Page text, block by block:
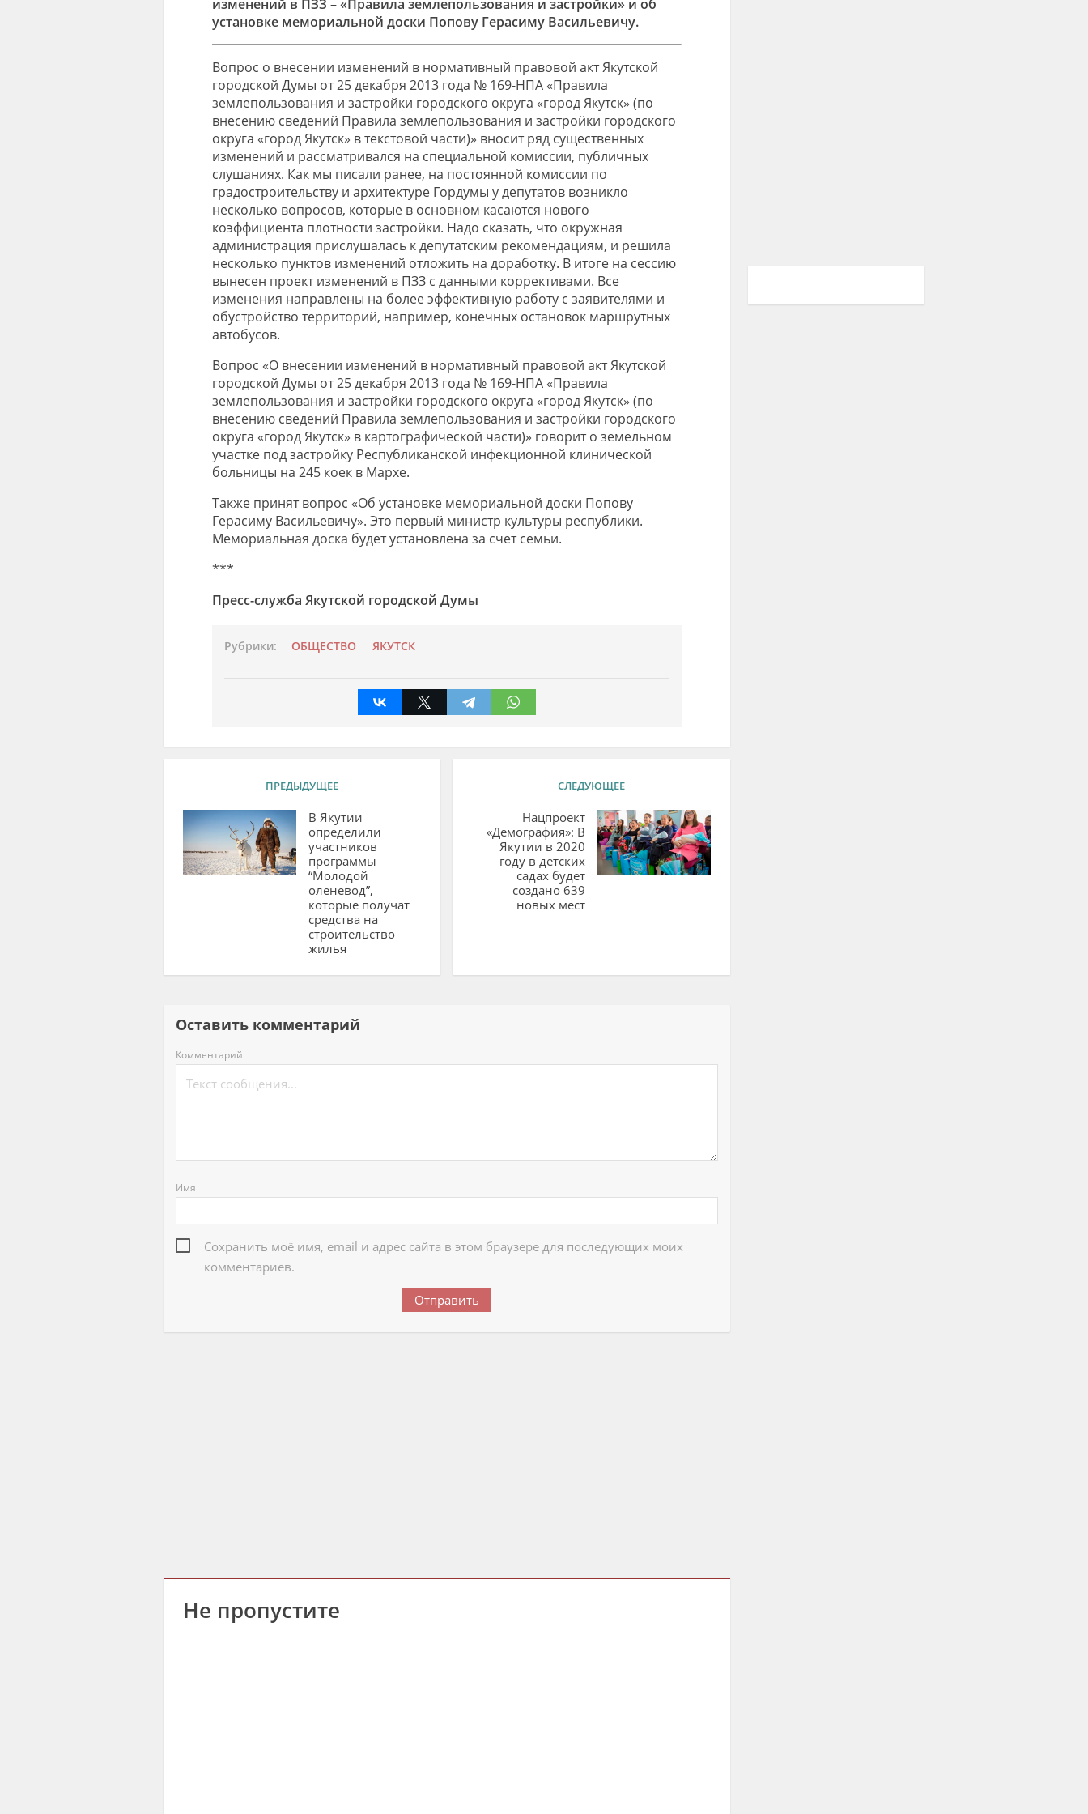
изменений в ПЗЗ – «Правила землепользования и застройки» и об
установке мемориальной доски Попову Герасиму Васильевичу.
Вопрос о внесении изменений в нормативный правовой акт Якутской
городской Думы от 25 декабря 2013 года № 169-НПА «Правила
землепользования и застройки городского округа «город Якутск» (по
внесению сведений Правила землепользования и застройки городского
округа «город Якутск» в текстовой части)» вносит ряд существенных
изменений и рассматривался на специальной комиссии, публичных
слушаниях. Как мы писали ранее, на постоянной комиссии по
градостроительству и архитектуре Гордумы у депутатов возникло
несколько вопросов, которые в основном касаются нового
коэффициента плотности застройки. Надо сказать, что окружная
администрация прислушалась к депутатским рекомендациям, и решила
несколько пунктов изменений отложить на доработку. В итоге на сессию
вынесен проект изменений в ПЗЗ с данными коррективами. Все
изменения направлены на более эффективную работу с заявителями и
обустройство территорий, например, конечных остановок маршрутных
автобусов.
Вопрос «О внесении изменений в нормативный правовой акт Якутской
городской Думы от 25 декабря 2013 года № 169-НПА «Правила
землепользования и застройки городского округа «город Якутск» (по
внесению сведений Правила землепользования и застройки городского
округа «город Якутск» в картографической части)» говорит о земельном
участке под застройку Республиканской инфекционной клинической
больницы на 245 коек в Мархе.
Также принят вопрос «Об установке мемориальной доски Попову
Герасиму Васильевичу». Это первый министр культуры республики.
Мемориальная доска будет установлена за счет семьи.
***
Пресс-служба Якутской городской Думы
Рубрики: ОБЩЕСТВО ЯКУТСК
ПРЕДЫДУЩЕЕ
В Якутии
определили
участников
программы
“Молодой
оленевод”,
которые получат
средства на
строительство
жилья
СЛЕДУЮЩЕЕ
Нацпроект
«Демография»: В
Якутии в 2020
году в детских
садах будет
создано 639
новых мест
Оставить комментарий
Комментарий
Имя
Сохранить моё имя, email и адрес сайта в этом браузере для последующих моих
комментариев.
Не пропустите